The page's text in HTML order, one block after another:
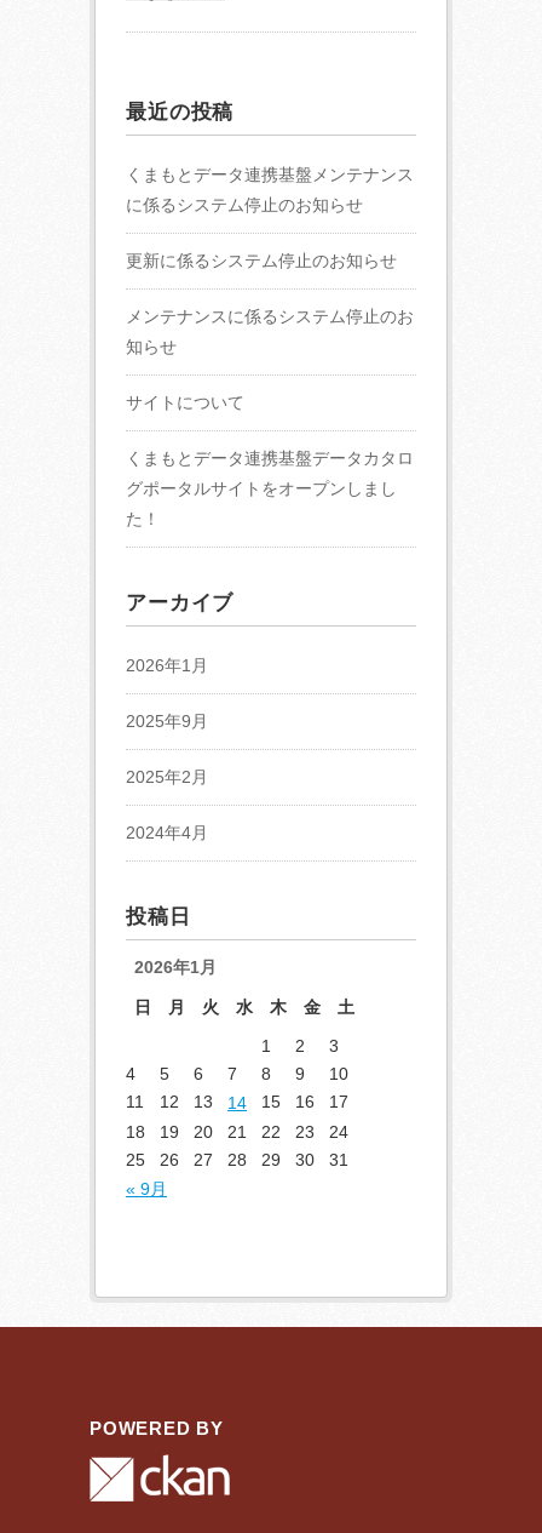
最近の投稿
くまもとデータ連携基盤メンテナンス
に係るシステム停止のお知らせ
更新に係るシステム停止のお知らせ
メンテナンスに係るシステム停止のお
知らせ
サイトについて
くまもとデータ連携基盤データカタロ
グポータルサイトをオープンしまし
た！
アーカイブ
2026年1月
2025年9月
2025年2月
2024年4月
投稿日
2026年1月
日 月 火 水 木 金
土
1
2
3
4
5 6 7 8 9
10
11
12 13 14 15 16
17
18
19 20 21 22 23
24
25
26 27 28 29 30
31
« 9月
POWERED BY